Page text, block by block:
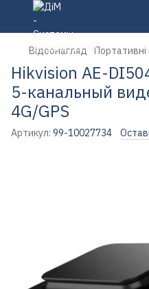
Відеонагляд
Hikvision AE-
5-канальный
4G/GPS
Артикул: 99-10027734